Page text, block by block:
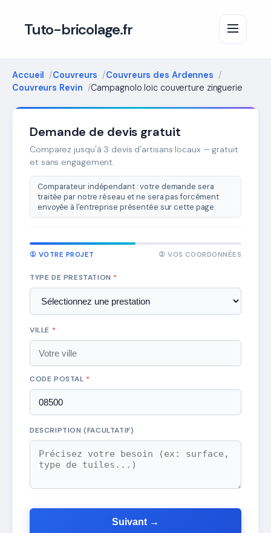
Tuto-bricolage.fr
Accueil Couvreurs
Couvreurs des Ardennes
Couvreurs Revin
Campagnolo loïc couverture zinguerie
Demande de devis gratuit
Comparez jusqu'à 3 devis d'artisans locaux — gratuit
et sans engagement.
Comparateur indépendant : votre demande sera
traitée par notre réseau et ne sera pas forcément
envoyée à l'entreprise présentée sur cette page.
① VOTRE PROJET ② VOS COORDONNÉES
TYPE DE PRESTATION *
VILLE *
CODE POSTAL *
DESCRIPTION (FACULTATIF)
Suivant →